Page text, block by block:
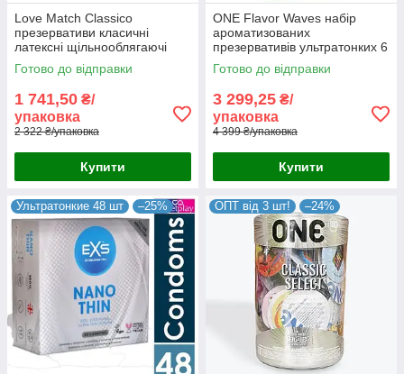
Love Match Classico
презервативи класичні
латексні щільнооблягаючі
товщина 0.07 мм 144 шт./пач.
Італія
Готово до відправки
1 741,50 ₴/
упаковка
2 322 ₴/упаковка
Купити
ONE Flavor Waves набір
ароматизованих
презервативів ультратонких 6
ароматів і 6 різних кольорів
тубус 100 шт США
Готово до відправки
3 299,25 ₴/
упаковка
4 399 ₴/упаковка
Купити
Ультратонкие 48 шт –25% ОПТ від 3 шт! –24%